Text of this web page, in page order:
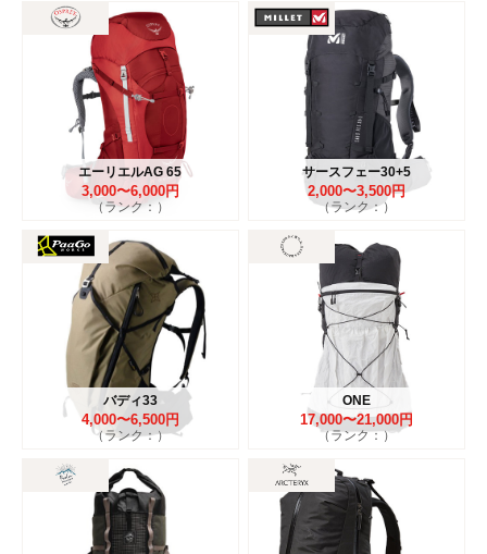
エーリエルAG 65
3,000〜6,000円
（ランク：）
サースフェー30+5
2,000〜3,500円
（ランク：）
バディ33
4,000〜6,500円
（ランク：）
ONE
17,000〜21,000円
（ランク：）